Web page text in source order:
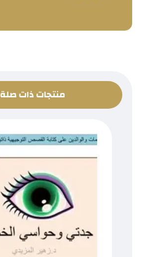
منتجات ذات صلة